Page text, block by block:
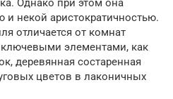
Однако при этом она
и некой аристократичностью.
отличается от комнат
ключевыми элементами, как
деревянная состаренная
цветов в лаконичных